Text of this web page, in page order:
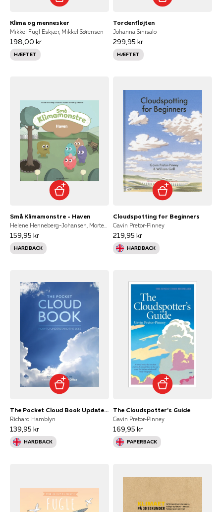
Klima og mennesker
Mikkel Fugl Eskjær, Mikkel Sørensen
198,00 kr
HÆFTET
Tordenfløjten
Johanna Sinisalo
299,95 kr
HÆFTET
Små Klimamonstre - Haven
159,95 kr
HARDBACK
Cloudspotting for Beginners
Gavin Pretor-Pinney
219,95 kr
HARDBACK
The Pocket Cloud Book Updated Edition
Richard Hamblyn
139,95 kr
HARDBACK
The Cloudspotter's Guide
Gavin Pretor-Pinney
169,95 kr
PAPERBACK